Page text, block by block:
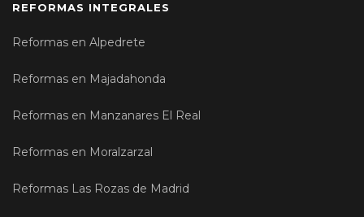
REFORMAS INTEGRALES
Reformas en Alpedrete
Reformas en Majadahonda
Reformas en Manzanares El Real
Reformas en Moralzarzal
Reformas Las Rozas de Madrid